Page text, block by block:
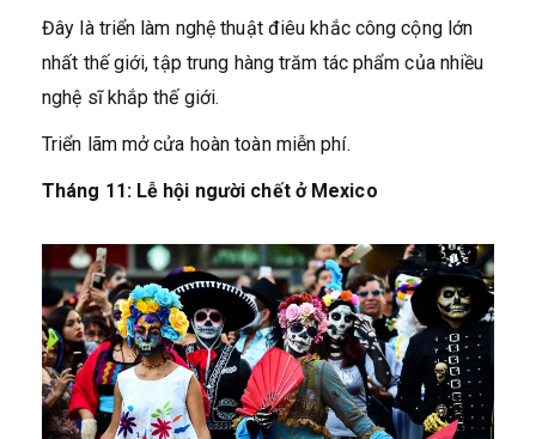
Đây là triển làm nghệ thuật điêu khắc công cộng lớn
nhất thế giới, tập trung hàng trăm tác phẩm của nhiều
nghệ sĩ khắp thế giới.
Triển lãm mở cửa hoàn toàn miễn phí.
Tháng 11: Lễ hội người chết ở Mexico